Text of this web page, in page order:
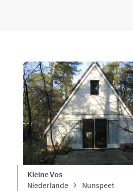
Kleine Vos
Niederlande
Nunspeet